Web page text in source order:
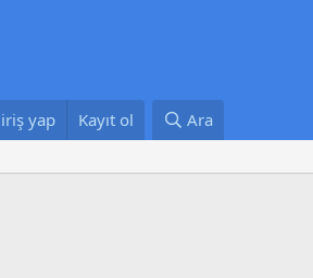
yap Kayıt ol Ara